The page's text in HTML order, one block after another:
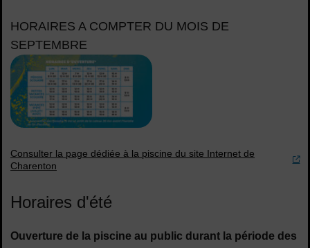
HORAIRES A COMPTER DU MOIS DE
SEPTEMBRE
Consulter la page dédiée à la piscine du site Internet de
Charenton
Horaires d'été
Ouverture de la piscine au public durant la période des